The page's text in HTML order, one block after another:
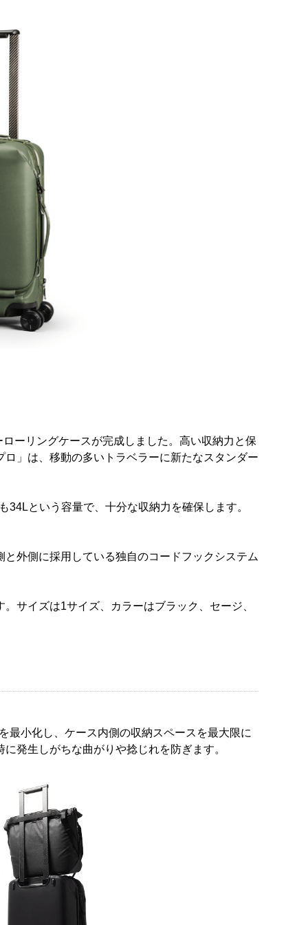
ーリングケースが完成しました。高い収納力と保
」は、移動の多いトラベラーに新たなスタンダー
という容量で、十分な収納力を確保します。
外側に採用している独自のコードフックシステム
サイズは1サイズ、カラーはブラック、セージ、
小化し、ケース内側の収納スペースを最大限に
発生しがちな曲がりや捻じれを防ぎます。